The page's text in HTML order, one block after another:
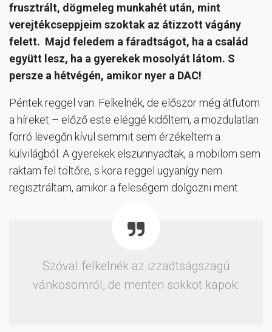
frusztrált, dögmeleg munkahét után, mint
verejtékcseppjeim szoktak az átizzott vágány
felett. Majd feledem a fáradtságot, ha a család
együtt lesz, ha a gyerekek mosolyát látom. S
persze a hétvégén, amikor nyer a DAC!
Péntek reggel van. Felkelnék, de először még átfutom
a híreket – előző este eléggé kidőltem, a mozdulatlan
forró levegőn kívül semmit sem érzékeltem a
külvilágból. A gyerekek elszunnyadtak, a mobilom sem
raktam fel töltőre, s kora reggel ugyanígy nem
regisztráltam, amikor a feleségem dolgozni ment.
Szóval felkelnék az izzadtságszagú
vánkosomról, de menten sokkot kapok: